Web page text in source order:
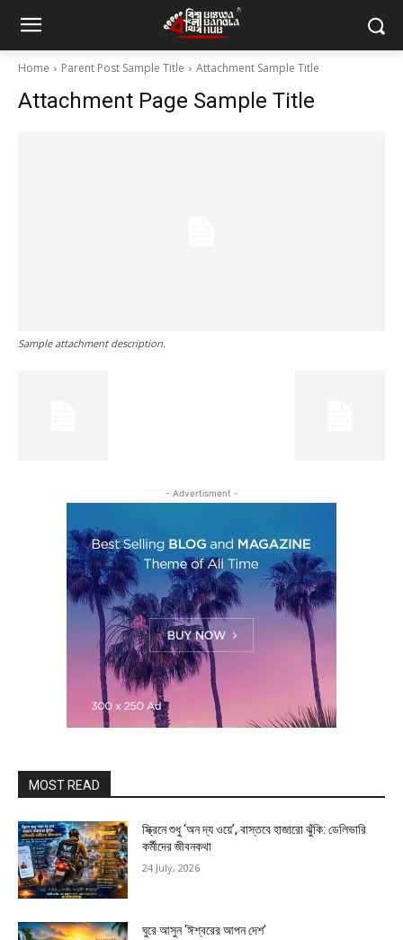
Home Parent Post Sample Title Attachment Sample Title
Attachment Page Sample Title
Sample attachment description.
- Advertisment -
MOST READ
স্ক্রিনে শুধু ‘অন দ্য ওয়ে’, বাস্তবে হাজারো ঝুঁকি: ডেলিভারি
কর্মীদের জীবনকথা
24 July, 2026
ঘুরে আসুন ‘ঈশ্বরের আপন দেশ’